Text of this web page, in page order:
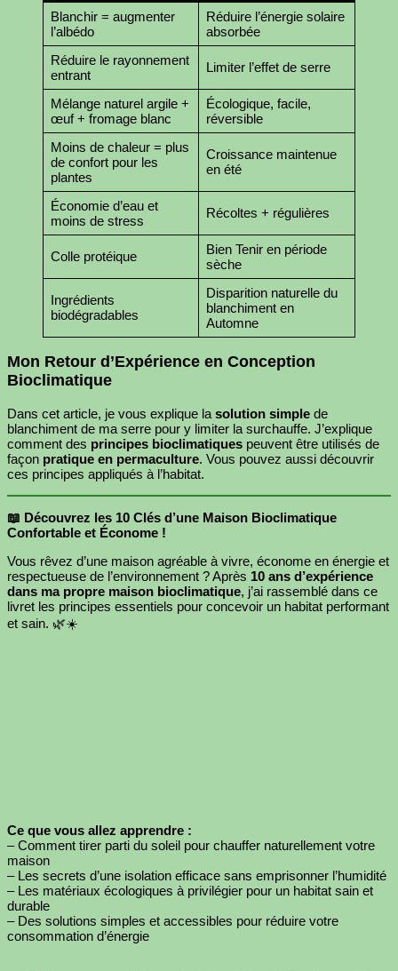
Blanchir = augmenter
l’albédo
Réduire l’énergie solaire
absorbée
Réduire le rayonnement
entrant
Limiter l’effet de serre
Mélange naturel argile +
œuf + fromage blanc
Écologique, facile,
réversible
Moins de chaleur = plus
de confort pour les
plantes
Croissance maintenue
en été
Économie d’eau et
moins de stress
Récoltes + régulières
Colle protéique
Bien Tenir en période
sèche
Ingrédients
biodégradables
Disparition naturelle du
blanchiment en
Automne
Mon Retour d’Expérience en Conception
Bioclimatique
Dans cet article, je vous explique la solution simple de
blanchiment de ma serre pour y limiter la surchauffe. J’explique
comment des principes bioclimatiques peuvent être utilisés de
façon pratique en permaculture. Vous pouvez aussi découvrir
ces principes appliqués à l’habitat.
📖 Découvrez les 10 Clés d’une Maison Bioclimatique
Confortable et Économe !
Vous rêvez d’une maison agréable à vivre, économe en énergie et
respectueuse de l’environnement ? Après 10 ans d’expérience
dans ma propre maison bioclimatique, j’ai rassemblé dans ce
livret les principes essentiels pour concevoir un habitat performant
et sain. 🌿☀️
Ce que vous allez apprendre :
– Comment tirer parti du soleil pour chauffer naturellement votre
maison
– Les secrets d’une isolation efficace sans emprisonner l’humidité
– Les matériaux écologiques à privilégier pour un habitat sain et
durable
– Des solutions simples et accessibles pour réduire votre
consommation d’énergie